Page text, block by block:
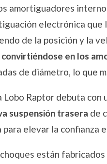
amortiguadores
electrónica
de la posición y la
convirtiéndose en los
de diámetro, lo que
Lobo Raptor debuta
suspensión trasera de
para elevar la confianza
están